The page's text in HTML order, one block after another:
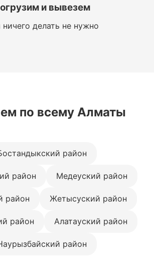
и вывезем
делать не нужно
по всему Алматы
район
район Медеуский район
район Жетысуский район
район Алатауский район
район